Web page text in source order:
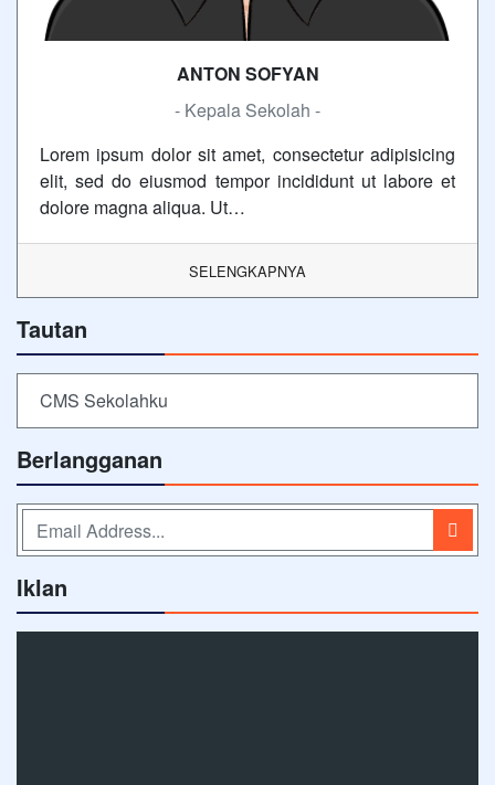
ANTON SOFYAN
- Kepala Sekolah -
Lorem ipsum dolor sit amet, consectetur adipisicing
elit, sed do eiusmod tempor incididunt ut labore et
dolore magna aliqua. Ut…
SELENGKAPNYA
Tautan
CMS Sekolahku
Berlangganan
Iklan